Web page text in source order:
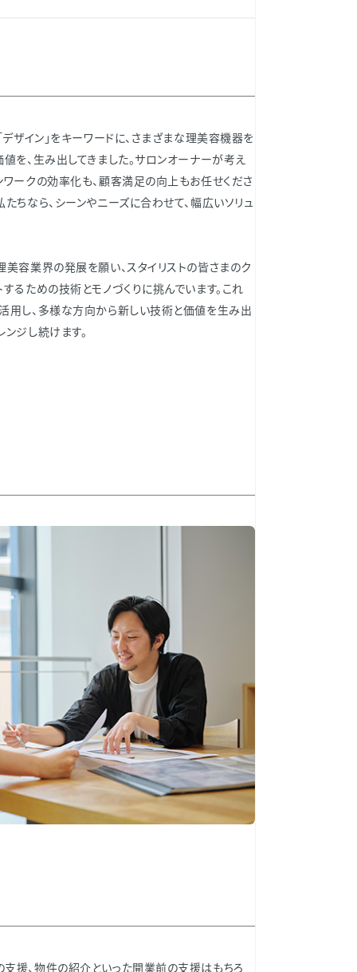
デザイン」をキーワードに、さまざまな理美容機器を
を、生み出してきました。サロンオーナーが考え
ワークの効率化も、顧客満足の向上もお任せくださ
ちなら、シーンやニーズに合わせて、幅広いソリュ
容業界の発展を願い、スタイリストの皆さまのク
るための技術とモノづくりに挑んでいます。これ
用し、多様な方向から新しい技術と価値を生み出
ジし続けます。
援、物件の紹介といった開業前の支援はもちろ